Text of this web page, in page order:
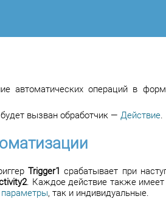
автоматических операций в
вызван обработчик — Действие.
Trigger1 срабатывает при
. Каждое действие также
, так и индивидуальные.